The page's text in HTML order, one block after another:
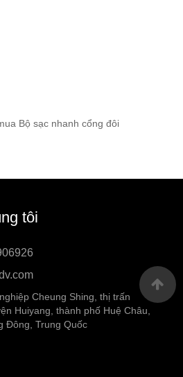
Bộ sạc nhanh cổng đôi
tôi
Cheung Shing, thị trấn
Huiyang, thành phố Huệ Châu,
Đông, Trung Quốc